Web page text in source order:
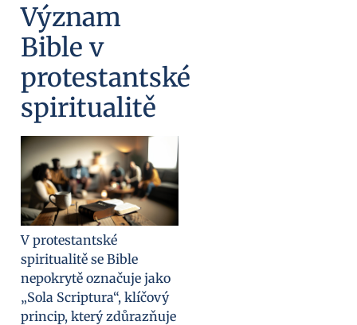
Význam
Bible v
protestantské
spiritualitě
V protestantské
spiritualitě se Bible
nepokrytě označuje jako
„Sola Scriptura“, klíčový
princip, který zdůrazňuje